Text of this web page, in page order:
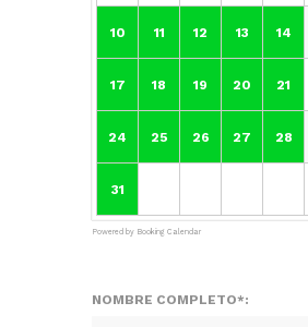
10 11 12 13 14
17 18 19 20 21
24 25 26 27 28
31
Powered by Booking Calendar
NOMBRE COMPLETO*: